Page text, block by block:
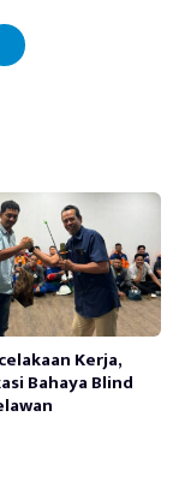
Kerja,
Bahaya Blind